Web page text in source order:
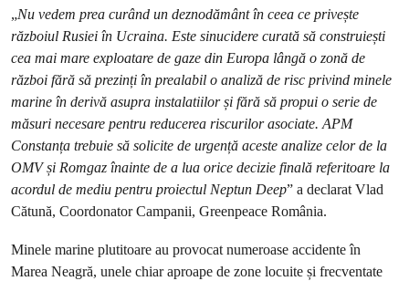
„Nu vedem prea curând un deznodământ în ceea ce privește
războiul Rusiei în Ucraina. Este sinucidere curată să construiești
cea mai mare exploatare de gaze din Europa lângă o zonă de
război fără să prezinți în prealabil o analiză de risc privind minele
marine în derivă asupra instalatiilor și fără să propui o serie de
măsuri necesare pentru reducerea riscurilor asociate. APM
Constanța trebuie să solicite de urgență aceste analize celor de la
OMV și Romgaz înainte de a lua orice decizie finală referitoare la
acordul de mediu pentru proiectul Neptun Deep” a declarat Vlad
Cătună, Coordonator Campanii, Greenpeace România.
Minele marine plutitoare au provocat numeroase accidente în
Marea Neagră, unele chiar aproape de zone locuite și frecventate